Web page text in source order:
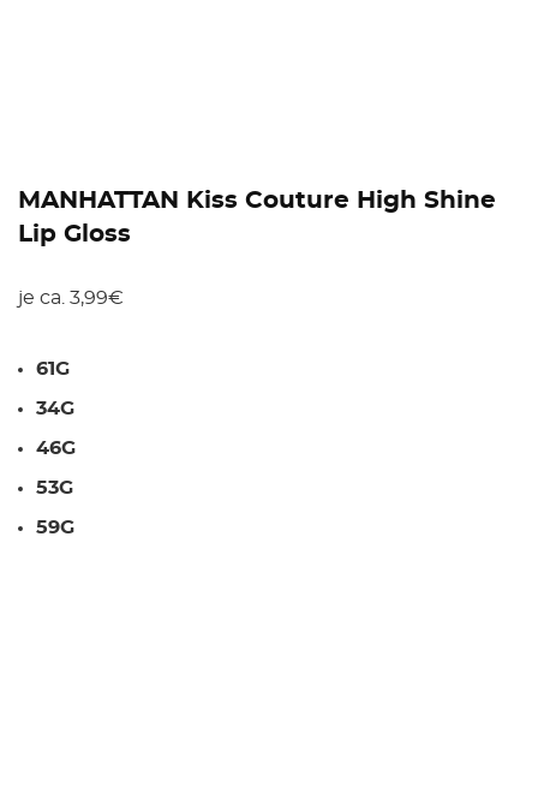
MANHATTAN Kiss Couture High Shine
Lip Gloss
je ca. 3,99€
61G
34G
46G
53G
59G